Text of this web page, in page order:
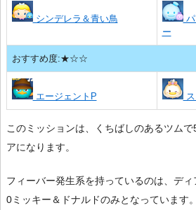
シンデレラ＆青い鳥
パ
ー
おすすめ度:★☆☆
エージェントP ス
このミッションは、くちばしのあるツム
アになります。
フィーバー発生系を持っているのは、デ
0ミッキー＆ドナルドのみとなっています。